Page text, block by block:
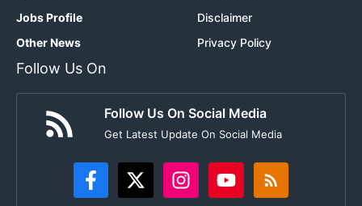
Jobs Profile
Other News
Disclaimer
Privacy Policy
Follow Us On
Follow Us On Social Media
Get Latest Update On Social Media